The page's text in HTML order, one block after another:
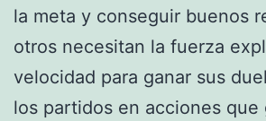
la meta y conseguir buenos
otros necesitan la fuerza
velocidad para ganar sus
los partidos en acciones que